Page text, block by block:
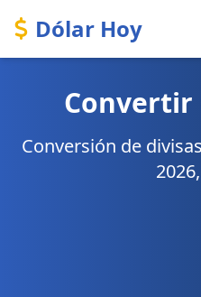
Dólar Hoy
Convertir
Conversión de